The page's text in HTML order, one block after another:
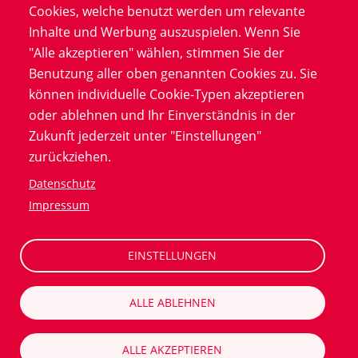
Platforms zugängliche Formen der Datenerhebung und
-verarbeitung bieten nicht nur umfassendere
Studienergebnisse. Der Einsatz neuer Technologien
resultiert zudem in einer verkürzten Studienlaufzeit
und geringeren Kosten.
Die Technologie hinter Alcedis Platforms basiert auf
einer einheitlichen REST-API Schnittstelle. Dadurch sind
Daten standardisiert zwischen Produkten von Alcedis
und Anwendungen von Partnern übertragbar.
Anschließend werden sämtliche Daten und
System zugänglich gemacht.
Cookies, welche benutzt werden um relevante
Inhalte und Werbung auszuspielen. Wenn Sie
"Alle akzeptieren" wählen, stimmen Sie der
Benutzung aller oben genannten Cookies zu. Sie
können individuelle Cookie-Typen akzeptieren
oder ablehnen und Ihr Einverständnis in der
Zukunft jederzeit unter "Einstellungen"
zurückziehen.
Datenschutz
Impressum
EINSTELLUNGEN
ALLE ABLEHNEN
ALLE AKZEPTIEREN